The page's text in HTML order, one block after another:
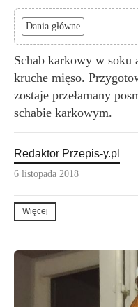
Dania główne
Schab karkowy w soku
kruche mięso.
zostaje przełamany
schabie karkowym.
Redaktor Przepis-y.pl
6 listopada 2018
Więcej